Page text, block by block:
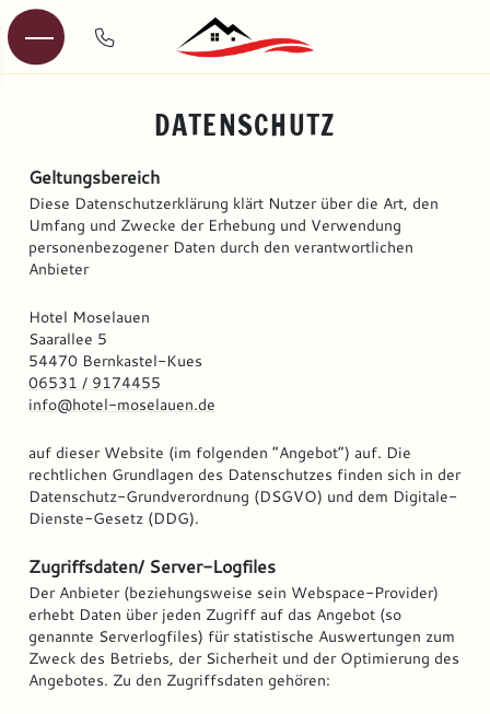
DATENSCHUTZ
Geltungsbereich
Diese Datenschutzerklärung klärt Nutzer über die Art, den
Umfang und Zwecke der Erhebung und Verwendung
personenbezogener Daten durch den verantwortlichen
Anbieter
Hotel Moselauen
Saarallee 5
54470 Bernkastel-Kues
06531 / 9174455
info@hotel-moselauen.de
auf dieser Website (im folgenden “Angebot”) auf. Die
rechtlichen Grundlagen des Datenschutzes finden sich in der
Datenschutz-Grundverordnung (DSGVO) und dem Digitale-
Dienste-Gesetz (DDG).
Zugriffsdaten/ Server-Logfiles
Der Anbieter (beziehungsweise sein Webspace-Provider)
erhebt Daten über jeden Zugriff auf das Angebot (so
genannte Serverlogfiles) für statistische Auswertungen zum
Zweck des Betriebs, der Sicherheit und der Optimierung des
Angebotes. Zu den Zugriffsdaten gehören: